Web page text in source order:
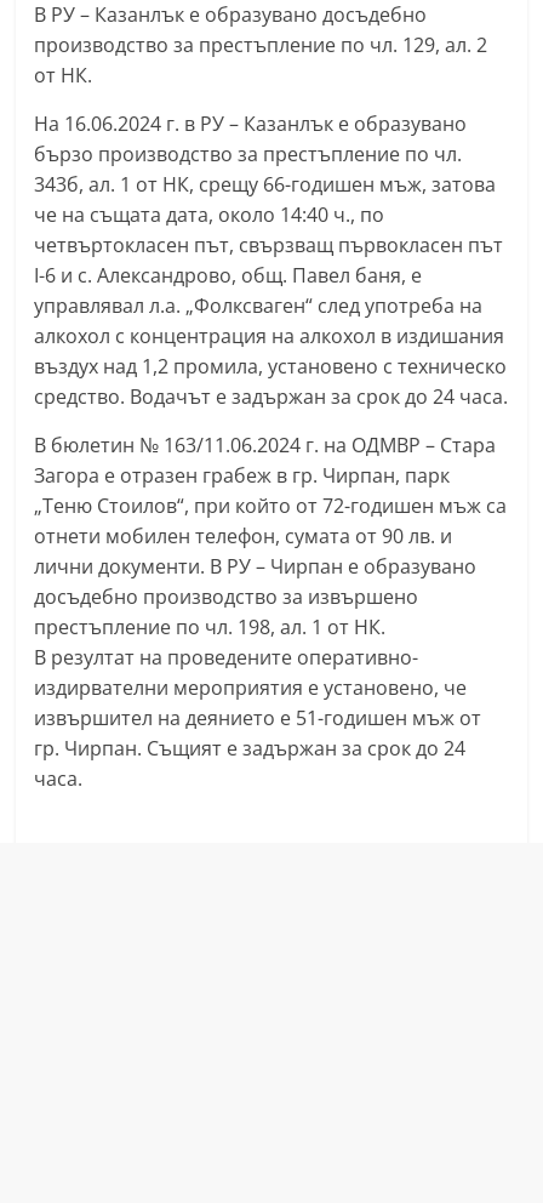
o
В РУ – Казанлък е образувано досъдебно
производство за престъпление по чл. 129, ал. 2
от НК.
На 16.06.2024 г. в РУ – Казанлък е образувано
бързо производство за престъпление по чл.
343б, ал. 1 от НК, срещу 66-годишен мъж, затова
че на същата дата, около 14:40 ч., по
четвъртокласен път, свързващ първокласен път
I-6 и с. Александрово, общ. Павел баня, е
управлявал л.а. „Фолксваген“ след употреба на
алкохол с концентрация на алкохол в издишания
въздух над 1,2 промила, установено с техническо
средство. Водачът е задържан за срок до 24 часа.
В бюлетин № 163/11.06.2024 г. на ОДМВР – Стара
Загора е отразен грабеж в гр. Чирпан, парк
„Теню Стоилов“, при който от 72-годишен мъж са
отнети мобилен телефон, сумата от 90 лв. и
лични документи. В РУ – Чирпан е образувано
досъдебно производство за извършено
престъпление по чл. 198, ал. 1 от НК.
В резултат на проведените оперативно-
издирвателни мероприятия е установено, че
извършител на деянието е 51-годишен мъж от
гр. Чирпан. Същият е задържан за срок до 24
часа.